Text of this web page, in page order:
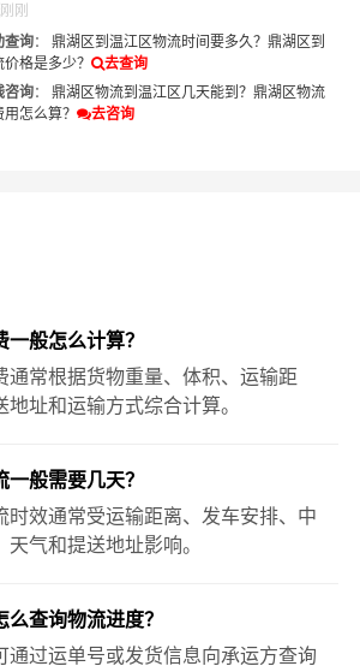
刚刚
查询： 鼎湖区到温江区物流时间要多久？ 鼎湖区到
格是多少？
去查询
咨询： 鼎湖区物流到温江区几天能到？ 鼎湖区物流
怎么算？
去咨询
一般怎么计算？
通常根据货物重量、体积、运输距
地址和运输方式综合计算。
一般需要几天？
时效通常受运输距离、发车安排、中
天气和提送地址影响。
么查询物流进度？
通过运单号或发货信息向承运方查询